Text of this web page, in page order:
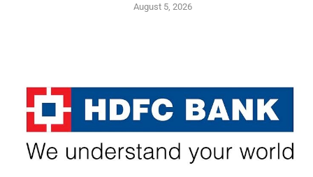
August 5, 2026